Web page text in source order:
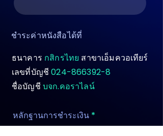
ธนาคาร กสิกรไทย สาขาเอ็มควอเทียร์
เลขที่บัญชี024-866392-8
ชื่อบัญชี บจก.คอราไลน์
ชำระค่าหนังสือได้ที่
หลักฐานการชำระเงิน